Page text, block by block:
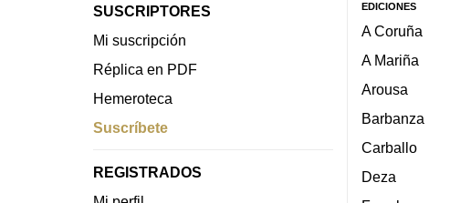
SUSCRIPTORES
Mi suscripción
Réplica en PDF
Hemeroteca
Suscríbete
REGISTRADOS
EDICIONES
A Coruña
A Mariña
Arousa
Barbanza
Carballo
Deza